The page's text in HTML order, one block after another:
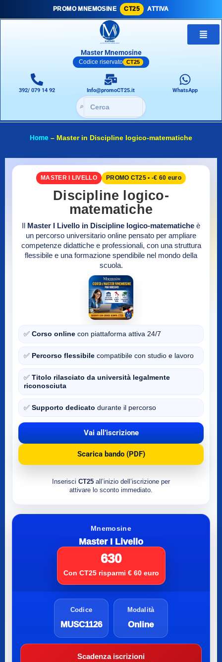
PROMO MNEMOSINE CT25 ATTIVA
Master Mnemosine
Codice riservato CT25
392/ 079 14 92 Info@promoCT25.it WhatsApp
🔎
Home – Master in Discipline logico-matematiche
MASTER I LIVELLO PROMO CT25 • -€ 60 euro
Discipline logico-
matematiche
Master I Livello in Discipline logico-matematiche è
un percorso universitario online pensato per ampliare
competenze didattiche e professionali, con una struttura
flessibile e una formazione spendibile nel mondo della
scuola.
✅ Corso online con piattaforma attiva 24/7
✅ Percorso flessibile compatibile con studio e lavoro
✅ Titolo rilasciato da università legalmente
riconosciuta
✅ Supporto dedicato durante il percorso
Vai all’iscrizione
Scarica bando (PDF)
Inserisci CT25 all’inizio dell’iscrizione per
attivare lo sconto immediato.
Mnemosine
Master I Livello
630
Con CT25 risparmi € 60 euro
Codice
MUSC1126
Modalità
Online
Scadenza iscrizioni